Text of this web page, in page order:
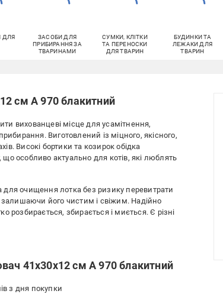
ДЛЯ
ЗАСОБИ ДЛЯ
ПРИБИРАННЯ ЗА
ТВАРИНАМИ
СУМКИ, КЛІТКИ
ТА ПЕРЕНОСКИ
ДЛЯ ТВАРИН
БУДИНКИ ТА
ЛЕЖАКИ ДЛЯ
ТВАРИН
см А 970 блакитний
вихованцеві місце для усамітнення,
Виготовлений із міцного, якісного,
Високі бортики та козирок обідка
особливо актуально для котів, які люблять
для очищення лотка без ризику перевитрати
його чистим і свіжим. Надійно
розбирається, збирається і миється. Є різні
41х30х12 см А 970 блакитний
з дня покупки